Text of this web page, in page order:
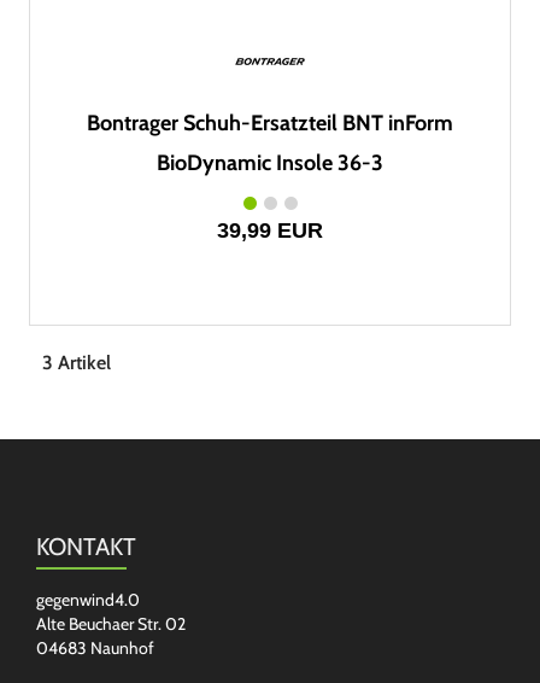
Bontrager Schuh-Ersatzteil BNT inForm
BioDynamic Insole 36-3
39,99 EUR
3 Artikel
KONTAKT
gegenwind4.0
Alte Beuchaer Str. 02
04683 Naunhof